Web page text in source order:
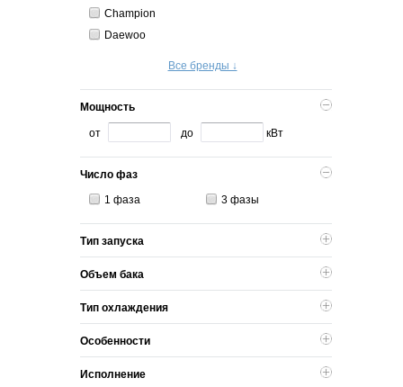
Champion
Daewoo
Все бренды ↓
Мощность
от до кВт
Число фаз
1 фаза 3 фазы
Тип запуска
Объем бака
Тип охлаждения
Особенности
Исполнение